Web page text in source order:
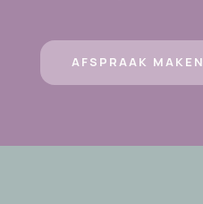
AFSPRAAK MAKEN